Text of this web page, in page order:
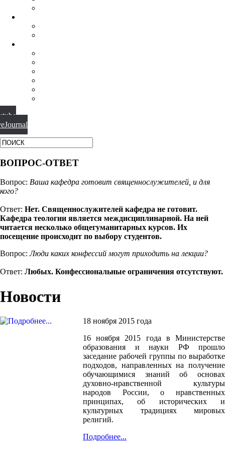
ВОПРОС-ОТВЕТ
Вопрос: Ваша кафедра готовит священнослужителей, и для
кого?
Ответ: Нет. Священнослужителей кафедра не готовит.
Кафедра теологии является междисциплинарной. На ней
читается несколько общегуманитарных курсов. Их
посещение происходит по выбору студентов.
Вопрос:Люди каких конфессий могут приходить на лекции?
Ответ: Любых. Конфессиональные ограничения отсутствуют.
Новости
18 ноября 2015 года
16 ноября 2015 года в Министерстве
образования и науки РФ прошло
заседание рабочей группы по выработке
подходов, направленных на получение
обучающимися знаний об основах
духовно-нравственной культуры
народов России, о нравственных
принципах, об исторических и
культурных традициях мировых
религий.
Подробнее...